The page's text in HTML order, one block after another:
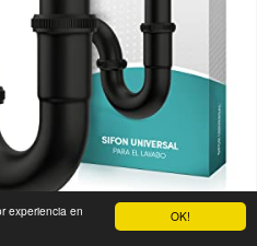
OK!
experiencia en